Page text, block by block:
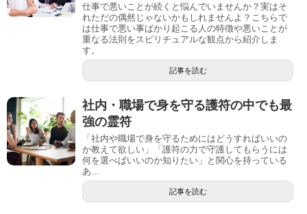
仕事で悪いことが続くと悩んでいませんか？実はそ
れただの偶然じゃないかもしれませんよ？こちらで
は仕事で悪い事ばかり起こる人の特徴や悪いことが
重なる法則をスピリチュアルな観点から紹介しま
す。
記事を読む
社内・職場で身を守る護符の中でも最
強の霊符
「社内や職場で身を守るためにはどうすればいいの
か教えて欲しい」「護符の力で守護してもらうには
何を選べばいいのか知りたい」と関心を持っている
あ...
記事を読む